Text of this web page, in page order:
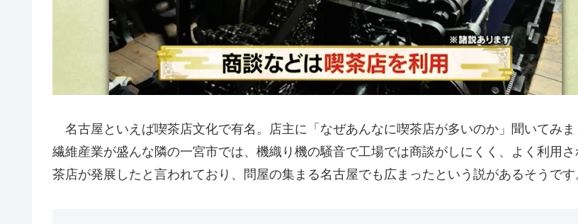
名古屋といえば喫茶店文化で有名。店主に「なぜあんなに喫茶店が多いのか」聞いてみま
繊維産業が盛んな隣の一宮市では、機織り機の騒音で工場では商談がしにくく、よく利用さ
茶店が発展したと言われており、問屋の集まる名古屋でも広まったという説があるそうです